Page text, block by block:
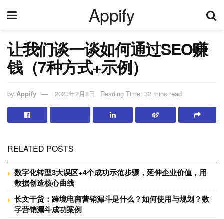
Appify
让我们谈一谈如何通过SEO赚
钱（7种方式+示例）
by Appify 2023年2月8日 Reading Time: 32 mins read
RELATED POSTS
数字化转型3大误区+4个成功示范步骤，延伸企业价值，用
数据创造核心曲线
长文干货：跨境电商营销漏斗是什么？如何使用与规划？数
字营销漏斗成功案例